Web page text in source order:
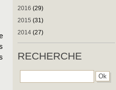
2016 (29)
2015 (31)
2014 (27)
RECHERCHE